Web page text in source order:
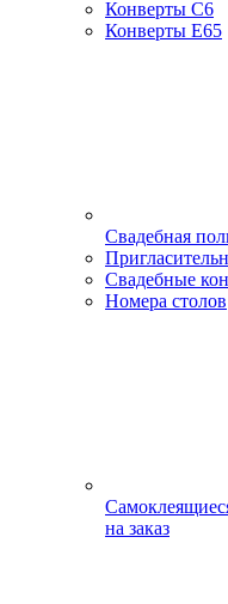
Конверты С6
Конверты Е65
Свадебная
Свадебные
Номера столов
на заказ